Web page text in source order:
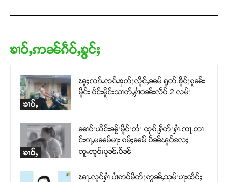
ၶၢဝ်ႇဢၼ်ၵဵဝ်ႇၶွင်ႈ
ၶၢဝ်ႇ
ၽူႈလၵ်ႉၸၵ်ႉၶုတ်ႈလိူင်ႇၼမ် ရူတ်ႉၶိူင်ႈၵူၼ်း
မိူင်း ဝဵင်းမိူင်းသၢတ်ႇႁၢႆဝၼ်းလဵဝ် 2 လမ်း
ၶၢဝ်ႇ
ၼၢင်းယိင်းၼႂ်းမိူင်းတႆး ထုၵ်ႇႁဵတ်းႁၢႆႉၸႃႉတၢ
င်းၵႃႇမၼမ်မႃး ၵမ်ႈၼမ် ပဵၼ်ၽူဝ်လႄႈ
ၸူႉၸူဝ်းပူၼ်ႉပႅၼ်
ၽႃႉလူင်ႁၢႆ ပၢႆဢဝ်မိတ်ႈဢွၼ်ႇသုမ်းပႃးထႅင်ႈ